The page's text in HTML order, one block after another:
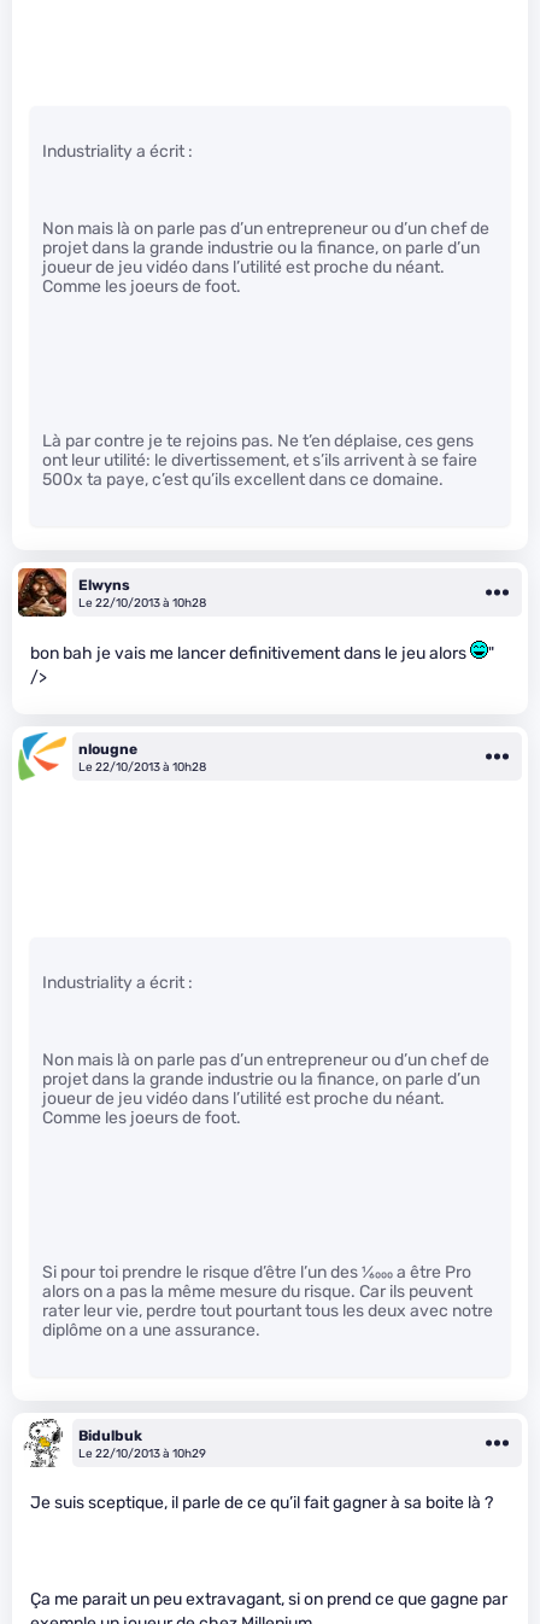
Industriality a écrit :
Non mais là on parle pas d’un entrepreneur ou d’un chef de
projet dans la grande industrie ou la finance, on parle d’un
joueur de jeu vidéo dans l’utilité est proche du néant.
Comme les joeurs de foot.
Là par contre je te rejoins pas. Ne t’en déplaise, ces gens
ont leur utilité: le divertissement, et s’ils arrivent à se faire
500x ta paye, c’est qu’ils excellent dans ce domaine.
Elwyns
Le 22/10/2013 à 10h28
bon bah je vais me lancer definitivement dans le jeu alors
"
/>
nlougne
Le 22/10/2013 à 10h28
Industriality a écrit :
Non mais là on parle pas d’un entrepreneur ou d’un chef de
projet dans la grande industrie ou la finance, on parle d’un
joueur de jeu vidéo dans l’utilité est proche du néant.
Comme les joeurs de foot.
Si pour toi prendre le risque d’être l’un des1⁄6000a être Pro
alors on a pas la même mesure du risque. Car ils peuvent
rater leur vie, perdre tout pourtant tous les deux avec notre
diplôme on a une assurance.
Bidulbuk
Le 22/10/2013 à 10h29
Je suis sceptique, il parle de ce qu’il fait gagner à sa boite là ?
Ça me parait un peu extravagant, si on prend ce que gagne par